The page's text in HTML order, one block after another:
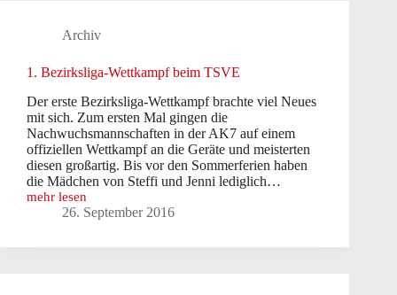
Archiv
1. Bezirksliga-Wettkampf beim TSVE
Der erste Bezirksliga-Wettkampf brachte viel Neues
mit sich. Zum ersten Mal gingen die
Nachwuchsmannschaften in der AK7 auf einem
offiziellen Wettkampf an die Geräte und meisterten
diesen großartig. Bis vor den Sommerferien haben
die Mädchen von Steffi und Jenni lediglich…
mehr lesen
1.
Bezirksliga-
beim
26. September 2016